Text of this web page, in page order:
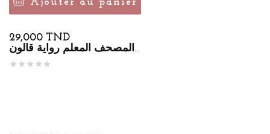
Prix
29,000 TND
المصحف المعلم رواية قالون...